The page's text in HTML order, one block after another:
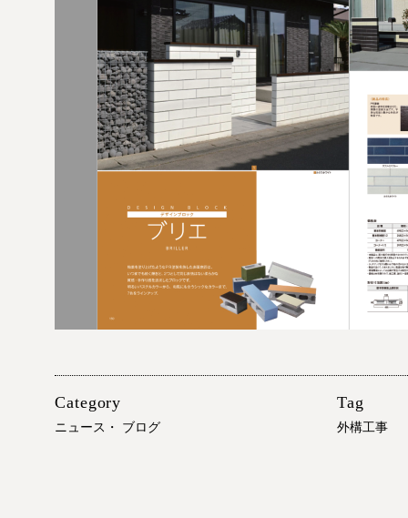
Category
ニュース ・ ブログ
Tag
外構工事